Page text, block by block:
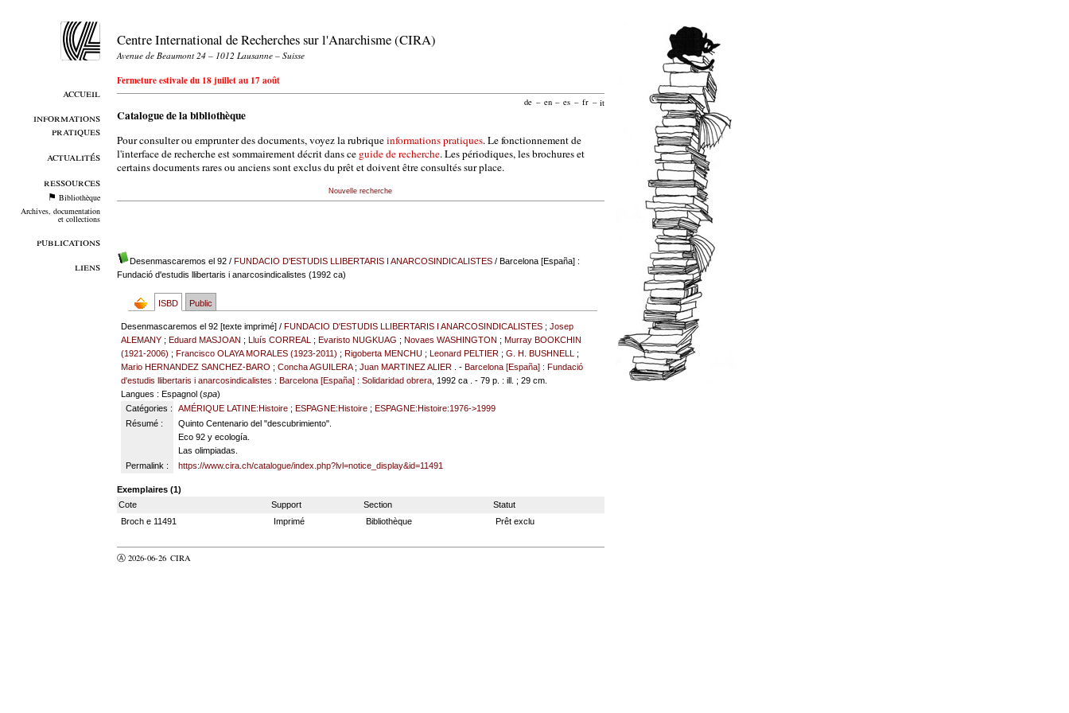
accueil
informations
pratiques
actualités
ressources
Bibliothèque
Archives, documentation
et collections
publications
liens
Centre International de Recherches sur l'Anarchisme (CIRA)
Avenue de Beaumont 24 – 1012 Lausanne – Suisse
Fermeture estivale du 18 juillet au 17 août
de – en – es – fr – it
Catalogue de la bibliothèque
Pour consulter ou emprunter des documents, voyez la rubriqueinformations pratiques. Le fonctionnement de
l'interface de recherche est sommairement décrit dans ce guide de recherche. Les périodiques, les brochures et
certains documents rares ou anciens sont exclus du prêt et doivent être consultés sur place.
Nouvelle recherche
Desenmascaremos el 92/ FUNDACIO D'ESTUDIS LLIBERTARIS I ANARCOSINDICALISTES/ Barcelona [España] :
Fundació d'estudis llibertaris i anarcosindicalistes (1992 ca)
ISBD Public
Desenmascaremos el 92 [texte imprimé] /FUNDACIO D'ESTUDIS LLIBERTARIS I ANARCOSINDICALISTES ;Josep
ALEMANY ;Eduard MASJOAN ;Lluís CORREAL ;Evaristo NUGKUAG ;Novaes WASHINGTON ;Murray BOOKCHIN
(1921-2006) ;Francisco OLAYA MORALES (1923-2011) ;Rigoberta MENCHU ;Leonard PELTIER ;G. H. BUSHNELL
;
Mario HERNANDEZ SANCHEZ-BARO ;Concha AGUILERA;Juan MARTINEZ ALIER . -Barcelona [España] : Fundació
d'estudis llibertaris i anarcosindicalistes :Barcelona [España] : Solidaridad obrera , 1992 ca . - 79 p. : ill. ; 29 cm.
Langues : Espagnol (spa)
Catégories :
AMÉRIQUE LATINE:Histoire; ESPAGNE:Histoire; ESPAGNE:Histoire:1976->1999
Résumé :
Quinto Centenario del "descubrimiento".
Eco 92 y ecología.
Las olimpiadas.
Permalink :
https://www.cira.ch/catalogue/index.php?lvl=notice_display&id=11491
Exemplaires (1)
Cote
Support Section
Statut
Broch e 11491
Imprimé Bibliothèque Prêt exclu
Ⓐ 2026-06-26 CIRA